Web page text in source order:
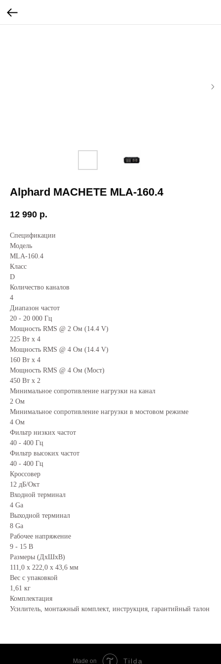
Alphard MACHETE MLA-160.4
12 990 р.
Спецификации
Модель
MLA-160.4
Класс
D
Количество каналов
4
Диапазон частот
20 - 20 000 Гц
Мощность RMS @ 2 Ом (14.4 V)
225 Вт x 4
Мощность RMS @ 4 Ом (14.4 V)
160 Вт x 4
Мощность RMS @ 4 Ом (Мост)
450 Вт x 2
Минимальное сопротивление нагрузки на канал
2 Ом
Минимальное сопротивление нагрузки в мостовом режиме
4 Ом
Фильтр низких частот
40 - 400 Гц
Фильтр высоких частот
40 - 400 Гц
Кроссовер
12 дБ/Окт
Входной терминал
4 Ga
Выходной терминал
8 Ga
Рабочее напряжение
9 - 15 В
Размеры (ДxШxВ)
111,0 x 222,0 x 43,6 мм
Вес с упаковкой
1,61 кг
Комплектация
Усилитель, монтажный комплект, инструкция, гарантийный талон
Made on Tilda